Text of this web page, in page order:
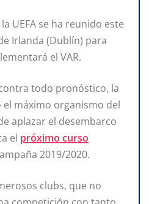
UEFA se ha reunido este
Irlanda (Dublín) para
el VAR.
todo pronóstico, la
máximo organismo del
aplazar el desembarco
el próximo curso
2019/2020.
clubs, que no